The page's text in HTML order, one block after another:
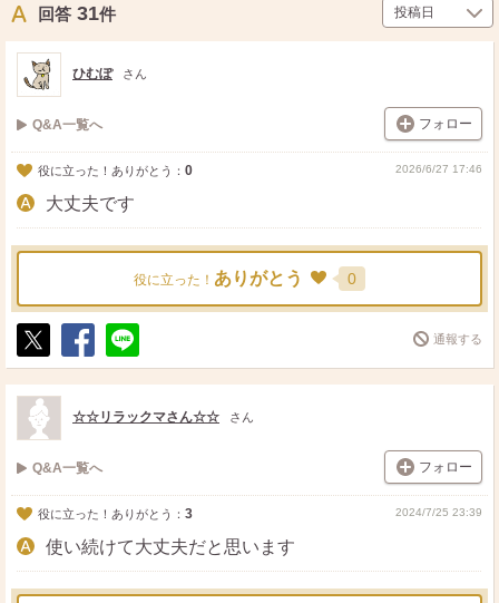
回答 31件
ひむぽ さん
Q&A一覧へ フォロー
役に立った！ありがとう： 0 2026/6/27 17:46
大丈夫です
役に立った！ ありがとう 0
ポ
ス
ト
シ
ェ
送
る
通報する
☆☆リラックマさん☆☆ さん
Q&A一覧へ フォロー
役に立った！ありがとう： 3 2024/7/25 23:39
使い続けて大丈夫だと思います